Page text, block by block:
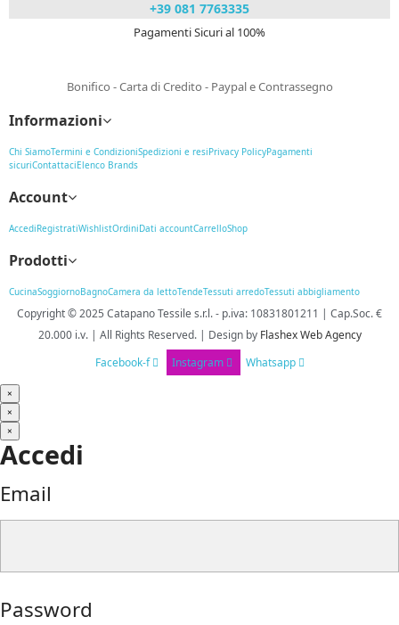
+39 081 7763335
Pagamenti Sicuri al 100%
Bonifico - Carta di Credito - Paypal e Contrassegno
Informazioni
Chi SiamoTermini e CondizioniSpedizioni e resiPrivacy PolicyPagamenti
sicuriContattaciElenco Brands
Account
AccediRegistratiWishlistOrdiniDati accountCarrelloShop
Prodotti
CucinaSoggiornoBagnoCamera da lettoTendeTessuti arredoTessuti abbigliamento
Copyright © 2025 Catapano Tessile s.r.l.- p.iva: 10831801211 | Cap.Soc. €
20.000 i.v. | All Rights Reserved. | Designby Flashex Web Agency
Facebook-f
Instagram Whatsapp
×
×
×
Accedi
Email
Password